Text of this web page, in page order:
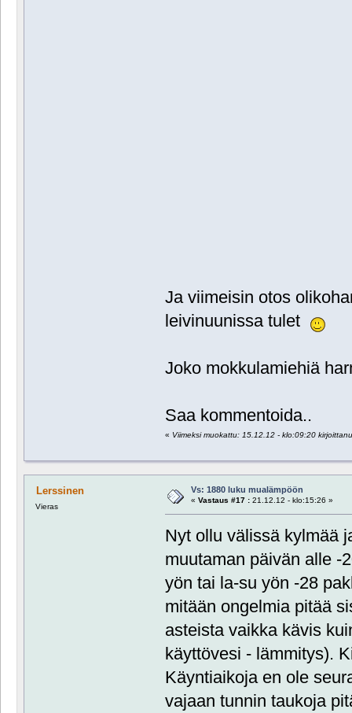
Ja viimeisin otos
leivinuunissa tulet
Joko mokkulamiehiä
Saa kommentoida..
« Viimeksi muokattu: 15.12.12 - klo:09:20
Lerssinen
Vieras
Vs: 1880 luku mualämpöön
« Vastaus #17 :21.12.12 - klo:15:26 »
Nyt ollu välissä kylmää
muutaman päivän alle -
yön tai la-su yön -28
mitään ongelmia pitää
asteista vaikka kävis
käyttövesi - lämmitys).
Käyntiaikoja en ole
vajaan tunnin taukoja